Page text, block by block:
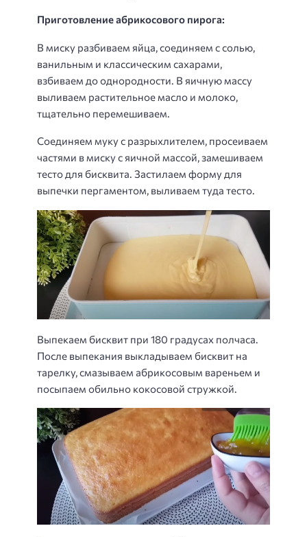
Приготовление абрикосового пирога:
В миску разбиваем яйца, соединяем с солью,
ванильным и классическим сахарами,
взбиваем до однородности. В яичную массу
выливаем растительное масло и молоко,
тщательно перемешиваем.
Соединяем муку с разрыхлителем, просеиваем
частями в миску с яичной массой, замешиваем
тесто для бисквита. Застилаем форму для
выпечки пергаментом, выливаем туда тесто.
Выпекаем бисквит при 180 градусах полчаса.
После выпекания выкладываем бисквит на
тарелку, смазываем абрикосовым вареньем и
посыпаем обильно кокосовой стружкой.